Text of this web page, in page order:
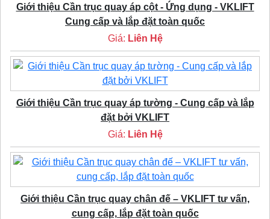
Giới thiệu Cần trục quay áp cột - Ứng dụng - VKLIFT
Cung cấp và lắp đặt toàn quốc
Giá: Liên Hệ
Giới thiệu Cần trục quay áp tường - Cung cấp và lắp
đặt bởi VKLIFT
Giá: Liên Hệ
Giới thiệu Cần trục quay chân đế – VKLIFT tư vấn,
cung cấp, lắp đặt toàn quốc